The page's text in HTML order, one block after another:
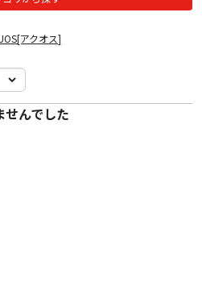
アクオス]
せんでした